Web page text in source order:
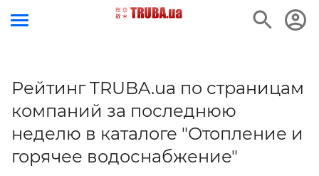
Рейтинг TRUBA.ua по страницам
компаний за последнюю
неделю в каталоге "Отопление и
горячее водоснабжение"